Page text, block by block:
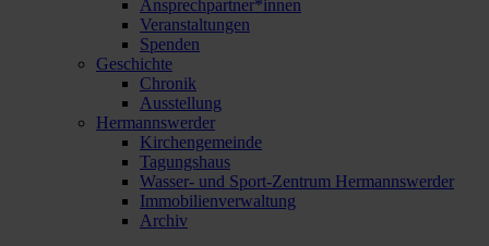
Ansprechpartner*innen
Veranstaltungen
Spenden
Geschichte
Chronik
Ausstellung
Hermannswerder
Kirchengemeinde
Tagungshaus
Wasser- und Sport-Zentrum Hermannswerder
Immobilienverwaltung
Archiv